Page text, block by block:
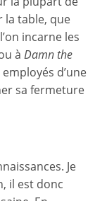
la table, que
incarne les
à Damn the
d’une
sa fermeture
Je
il est donc